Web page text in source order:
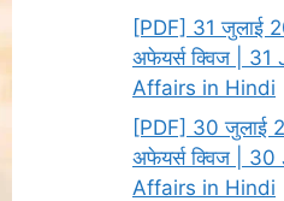
[PDF] 31 जुलाई
अफेयर्स क्विज |
Affairs in Hindi
[PDF] 30 जुलाई
अफेयर्स क्विज |
Affairs in Hindi